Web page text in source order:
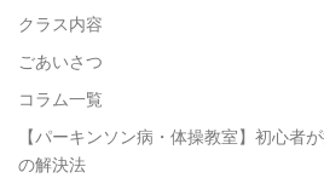
クラス内容
ごあいさつ
コラム一覧
【パーキンソン病・体操教室】初心者
の解決法